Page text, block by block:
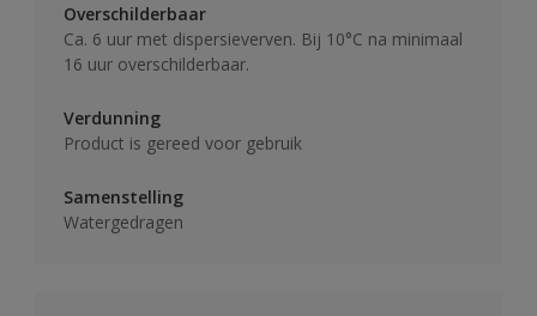
Overschilderbaar
Ca. 6 uur met dispersieverven. Bij 10°C na minimaal
16 uur overschilderbaar.
Verdunning
Product is gereed voor gebruik
Samenstelling
Watergedragen